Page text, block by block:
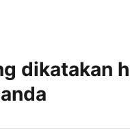
dikatakan